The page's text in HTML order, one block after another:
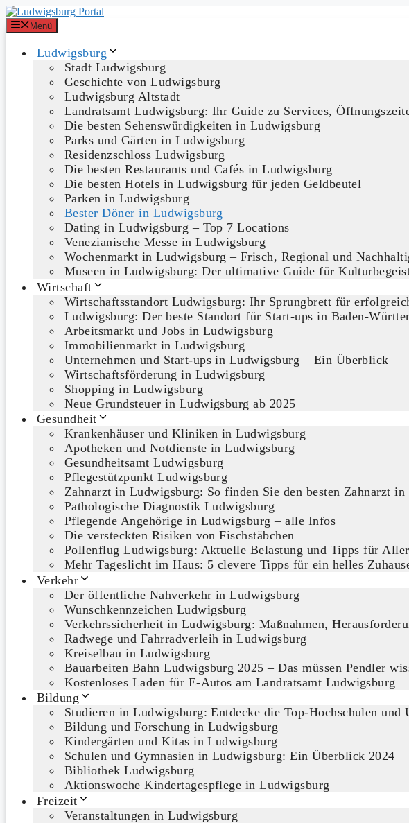
Zum
Inhalt
springen
Menü
Ludwigsburg
Stadt Ludwigsburg
Geschichte von Ludwigsburg
Ludwigsburg Altstadt
Landratsamt Ludwigsburg: Ihr Guide zu Services,
Die besten Sehenswürdigkeiten in Ludwigsburg
Parks und Gärten in Ludwigsburg
Residenzschloss Ludwigsburg
Die besten Restaurants und Cafés in Ludwigsburg
Die besten Hotels in Ludwigsburg für jeden Geldbeutel
Parken in Ludwigsburg
Bester Döner in Ludwigsburg
Dating in Ludwigsburg – Top 7 Locations
Venezianische Messe in Ludwigsburg
Wochenmarkt in Ludwigsburg – Frisch, Regional und
Museen in Ludwigsburg: Der ultimative Guide für
Wirtschaft
Wirtschaftsstandort Ludwigsburg: Ihr Sprungbrett für
Ludwigsburg: Der beste Standort für Start-ups in Baden-
Arbeitsmarkt und Jobs in Ludwigsburg
Immobilienmarkt in Ludwigsburg
Unternehmen und Start-ups in Ludwigsburg – Ein Überblick
Wirtschaftsförderung in Ludwigsburg
Shopping in Ludwigsburg
Neue Grundsteuer in Ludwigsburg ab 2025
Gesundheit
Krankenhäuser und Kliniken in Ludwigsburg
Apotheken und Notdienste in Ludwigsburg
Gesundheitsamt Ludwigsburg
Pflegestützpunkt Ludwigsburg
Zahnarzt in Ludwigsburg: So finden Sie den besten Zahnarzt in
Pathologische Diagnostik Ludwigsburg
Pflegende Angehörige in Ludwigsburg – alle Infos
Die versteckten Risiken von Fischstäbchen
Pollenflug Ludwigsburg: Aktuelle Belastung und Tipps für
Mehr Tageslicht im Haus: 5 clevere Tipps für ein helles
Verkehr
Der öffentliche Nahverkehr in Ludwigsburg
Wunschkennzeichen Ludwigsburg
Verkehrssicherheit in Ludwigsburg: Maßnahmen,
Radwege und Fahrradverleih in Ludwigsburg
Kreiselbau in Ludwigsburg
Bauarbeiten Bahn Ludwigsburg 2025 – Das müssen Pendler
Kostenloses Laden für E-Autos am Landratsamt Ludwigsburg
Bildung
Studieren in Ludwigsburg: Entdecke die Top-Hochschulen und
Bildung und Forschung in Ludwigsburg
Kindergärten und Kitas in Ludwigsburg
Schulen und Gymnasien in Ludwigsburg: Ein Überblick 2024
Bibliothek Ludwigsburg
Aktionswoche Kindertagespflege in Ludwigsburg
Freizeit
Veranstaltungen in Ludwigsburg